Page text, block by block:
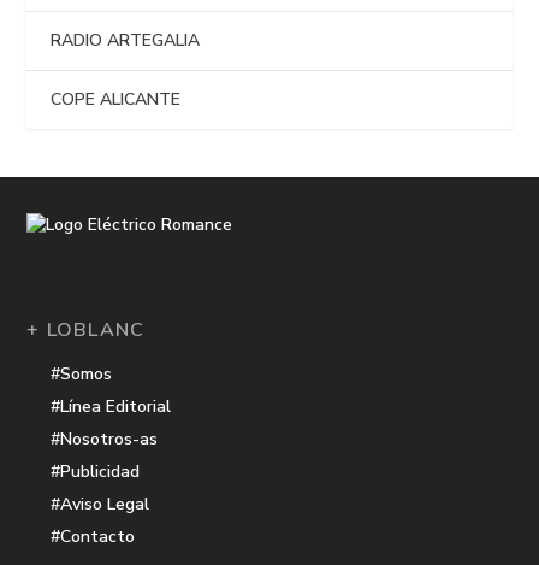
RADIO ARTEGALIA
COPE ALICANTE
+ LOBLANC
#Somos
#Línea Editorial
#Nosotros-as
#Publicidad
#Aviso Legal
#Contacto